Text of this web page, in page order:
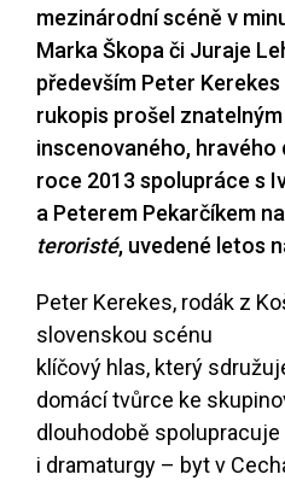
mezinárodní scéně v
Marka Škopa či Juraje
především Peter
rukopis prošel
inscenovaného,
roce 2013 spolupráce s
a Peterem Pekarčíkem
teroristé, uvedené letos
Peter Kerekes, rodák z
slovenskou scénu
klíčový hlas, který
domácí tvůrce ke
dlouhodobě
i dramaturgy – byt v